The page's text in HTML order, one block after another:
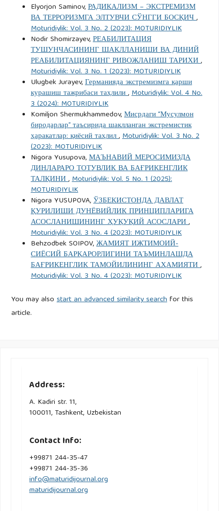
Elyorjon Saminov,РАДИКАЛИЗМ – ЭКСТРЕМИЗМ
ВА ТЕРРОРИЗМГА ЭЛТУВЧИ СЎНГГИ БОСҚИЧ,
Moturidiylik: Vol. 3 No. 2 (2023): MOTURIDIYLIK
Nodir Shomirzayev,РЕАБИЛИТАЦИЯ
ТУШУНЧАСИНИНГ ШАКЛЛАНИШИ ВА ДИНИЙ
РЕАБИЛИТАЦИЯНИНГ РИВОЖЛАНИШ ТАРИХИ,
Moturidiylik: Vol. 3 No. 1 (2023): MOTURIDIYLIK
Ulugbek Jurayev,Германияда экстремизмга қарши
курашиш тажрибаси таҳлили,Moturidiylik: Vol. 4 No.
3 (2024): MOTURIDIYLIK
Komiljon Shermukhammedov,Мисрдаги “Мусулмон
биродарлар” таъсирида шаклланган экстремистик
ҳаракатлар: қиёсий таҳлил,Moturidiylik: Vol. 3 No. 2
(2023): MOTURIDIYLIK
Nigora Yusupova,МАЪНАВИЙ МЕРОСИМИЗДА
ДИНЛАРАРО ТОТУВЛИК ВА БАҒРИКЕНГЛИК
ТАЛҚИНИ,Moturidiylik: Vol. 5 No. 1 (2025):
MOTURIDIYLIK
Nigora YUSUPOVA,ЎЗБЕКИСТОНДА ДАВЛАТ
ҚУРИЛИШИ ДУНЁВИЙЛИК ПРИНЦИПЛАРИГА
АСОСЛАНИШИНИНГ ҲУҚУҚИЙ АСОСЛАРИ,
Moturidiylik: Vol. 3 No. 4 (2023): MOTURIDIYLIK
Behzodbek SOIPOV,ЖАМИЯТ ИЖТИМОИЙ-
СИЁСИЙ БАРҚАРОРЛИГИНИ ТАЪМИНЛАШДА
БАҒРИКЕНГЛИК ТАМОЙИЛИНИНГ АҲАМИЯТИ,
Moturidiylik: Vol. 3 No. 4 (2023): MOTURIDIYLIK
You may alsostart an advanced similarity searchfor this
article.
Address:
A. Kadiri str. 11,
100011, Tashkent, Uzbekistan
Contact Info:
+99871 244-35-47
+99871 244-35-36
info@maturidijournal.org
maturidijournal.org